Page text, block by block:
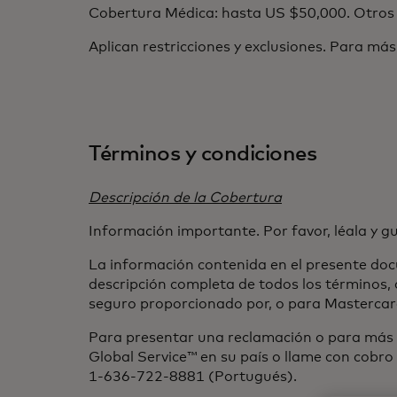
Cobertura Médica: hasta US $50,000.
Aplican restricciones y exclusiones. Para
Términos y condiciones
Descripción de la Cobertura
Información importante. Por favor, léala y
La información contenida en el presente
descripción completa de todos los
seguro proporcionado por, o para
Para presentar una reclamación o para
Global Service™ en su país o llame con
1-636-722-8881 (Portugués).